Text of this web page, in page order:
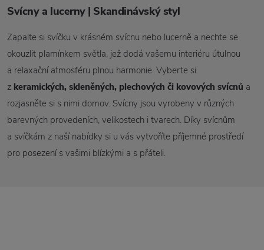
Svícny a lucerny | Skandinávský styl
Zapalte si svíčku v krásném svícnu nebo lucerně a nechte se
okouzlit plamínkem světla, jež dodá vašemu interiéru útulnou
a relaxační atmosféru plnou harmonie. Vyberte si
z keramických, skleněných, plechových či kovových svícnů a
rozjasněte si s nimi domov. Svícny jsou vyrobeny v různých
barevných provedeních, velikostech i tvarech. Díky svícnům
a svíčkám z naší nabídky si u vás vytvoříte příjemné prostředí
pro posezení s vašimi blízkými a s přáteli.